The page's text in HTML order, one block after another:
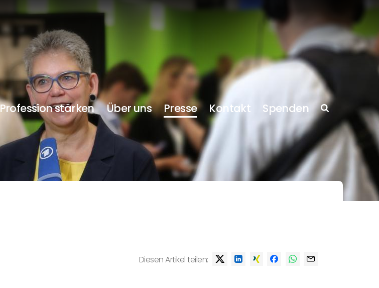
Profession stärken Über uns Presse Kontakt Spenden
Diesen Artikel teilen: